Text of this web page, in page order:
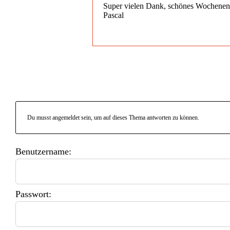
Super vielen Dank, schönes
Pascal
Du musst angemeldet sein, um auf dieses Thema antworten zu können.
Benutzername:
Passwort: